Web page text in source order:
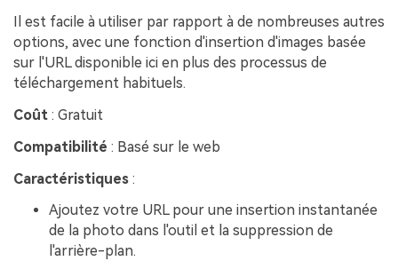
Il est facile à utiliser par rapport à de nombreuses autres
options, avec une fonction d'insertion d'images basée
sur l'URL disponible ici en plus des processus de
téléchargement habituels.
Coût : Gratuit
Compatibilité : Basé sur le web
Caractéristiques :
Ajoutez votre URL pour une insertion instantanée
de la photo dans l'outil et la suppression de
l'arrière-plan.